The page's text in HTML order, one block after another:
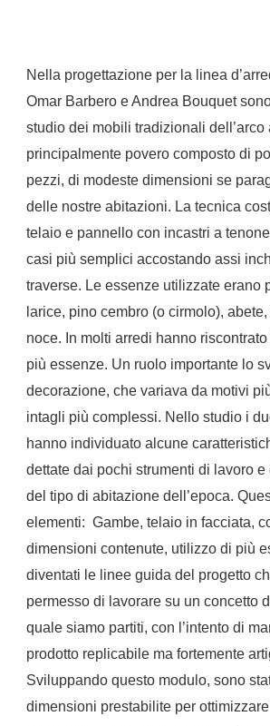
Nella progettazione per la linea
Omar Barbero e Andrea Bouquet
studio dei mobili tradizionali dell’arco
principalmente povero composto di
pezzi, di modeste dimensioni se
delle nostre abitazioni. La tecnica
telaio e pannello con incastri a
casi più semplici accostando assi
traverse. Le essenze utilizzate erano
larice, pino cembro (o cirmolo),
noce. In molti arredi hanno
più essenze. Un ruolo importante lo
decorazione, che variava da motivi
intagli più complessi. Nello studio i
hanno individuato alcune
dettate dai pochi strumenti di lavoro
del tipo di abitazione dell’epoca.
elementi: Gambe, telaio in facciata,
dimensioni contenute, utilizzo di più
diventati le linee guida del progetto
permesso di lavorare su un concetto
quale siamo partiti, con l’intento di
prodotto replicabile ma fortemente
Sviluppando questo modulo, sono
dimensioni prestabilite per